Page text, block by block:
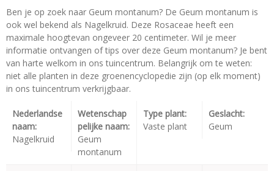
Ben je op zoek naar Geum montanum? De Geum montanum is
ook wel bekend als Nagelkruid. Deze Rosaceae heeft een
maximale hoogtevan ongeveer 20 centimeter. Wil je meer
informatie ontvangen of tips over deze Geum montanum? Je bent
van harte welkom in ons tuincentrum. Belangrijk om te weten:
niet alle planten in deze groenencyclopedie zijn (op elk moment)
in ons tuincentrum verkrijgbaar.
Nederlandse
naam:
Nagelkruid
Wetenschap
pelijke naam:
Geum
montanum
Type plant:
Vaste plant
Geslacht:
Geum